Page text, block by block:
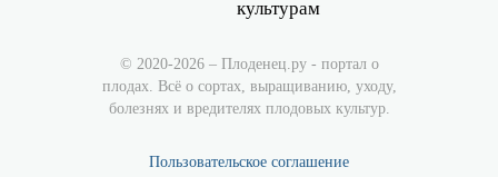
культурам
© 2020-2026 – Плоденец.ру - портал о
плодах. Всё о сортах, выращиванию, уходу,
болезнях и вредителях плодовых культур.
Пользовательское соглашение